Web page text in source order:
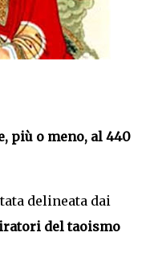
più o meno, al 440
delineata dai
del taoismo